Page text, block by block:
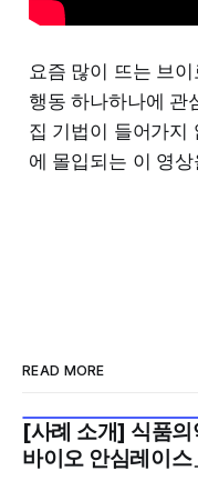
요즘 많이 뜨는 브
행동 하나하나에 관
집 기법이 들어가지
에 몰입되는 이 영
READ MORE
2026년 7월 5주
[사례 소개] 식품
바이오 안심레이스